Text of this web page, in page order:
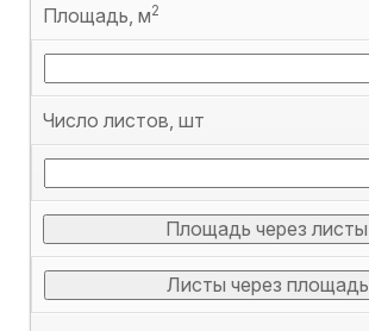
Площадь, м2
Число листов, шт
Площадь через листы
Листы через площадь